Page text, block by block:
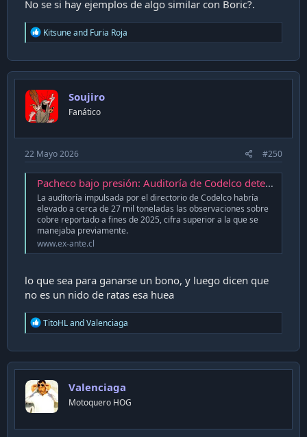
No se si hay ejemplos de algo similar con Boric?.
R
e
c
t
o
n
s
Kitsuneand Furia Roja
Soujiro
Fanático
22 Mayo 2026 #250
Pacheco bajo presión: Auditoría de Codelco detecta nueva anomalía en sobreproducción de cobre
La auditoría impulsada por el directorio de Codelco habría
elevado a cerca de 27 mil toneladas las observaciones sobre
cobre reportado a fines de 2025, cifra superior a la que se
manejaba previamente.
www.ex-ante.cl
lo que sea para ganarse un bono, y luego dicen que
no es un nido de ratas esa huea
R
e
c
t
o
n
TitoHLandValenciaga
Valenciaga
Motoquero HOG